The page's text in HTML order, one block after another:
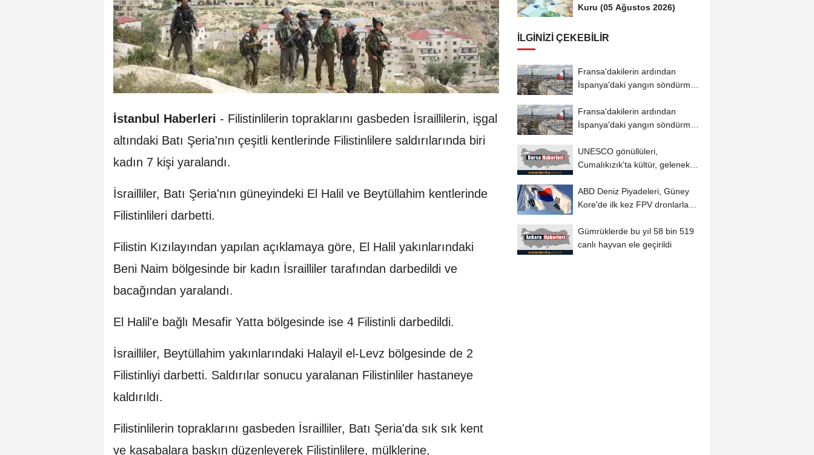
İstanbul Haberleri - Filistinlilerin topraklarını gasbeden İsraillilerin, işgal
altındaki Batı Şeria'nın çeşitli kentlerinde Filistinlilere saldırılarında biri
kadın 7 kişi yaralandı.
İsrailliler, Batı Şeria'nın güneyindeki El Halil ve Beytüllahim kentlerinde
Filistinlileri darbetti.
Filistin Kızılayından yapılan açıklamaya göre, El Halil yakınlarındaki
Beni Naim bölgesinde bir kadın İsrailliler tarafından darbedildi ve
bacağından yaralandı.
El Halil'e bağlı Mesafir Yatta bölgesinde ise 4 Filistinli darbedildi.
İsrailliler, Beytüllahim yakınlarındaki Halayil el-Levz bölgesinde de 2
Filistinliyi darbetti. Saldırılar sonucu yaralanan Filistinliler hastaneye
kaldırıldı.
Filistinlilerin topraklarını gasbeden İsrailliler, Batı Şeria'da sık sık kent
ve kasabalara baskın düzenleyerek Filistinlilere, mülklerine,
Kuru (05 Ağustos 2026)
İLGINIZI ÇEKEBILIR
Fransa'dakilerin ardından
İspanya'daki yangın söndürme
Fransa'dakilerin ardından
İspanya'daki yangın söndürme
UNESCO gönüllüleri,
Cumalıkızık'ta kültür, gelenek
ABD Deniz Piyadeleri, Güney
Kore'de ilk kez FPV dronlarla
Gümrüklerde bu yıl 58 bin 519
canlı hayvan ele geçirildi